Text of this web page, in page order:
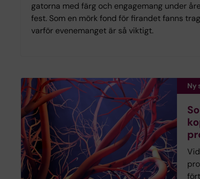
gatorna med färg och engagemang under
fest. Som en mörk fond för firandet fanns
varför evenemanget är så viktigt.
Ny